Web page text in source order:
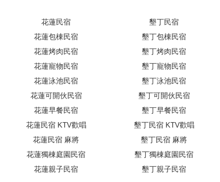
花蓮民宿
花蓮包棟民宿
花蓮烤肉民宿
花蓮寵物民宿
花蓮泳池民宿
花蓮可開伙民宿
花蓮早餐民宿
花蓮民宿 KTV歡唱
花蓮民宿 麻將
花蓮獨棟庭園民宿
花蓮親子民宿
墾丁民宿
墾丁包棟民宿
墾丁烤肉民宿
墾丁寵物民宿
墾丁泳池民宿
墾丁可開伙民宿
墾丁早餐民宿
墾丁民宿 KTV歡唱
墾丁民宿 麻將
墾丁獨棟庭園民宿
墾丁親子民宿